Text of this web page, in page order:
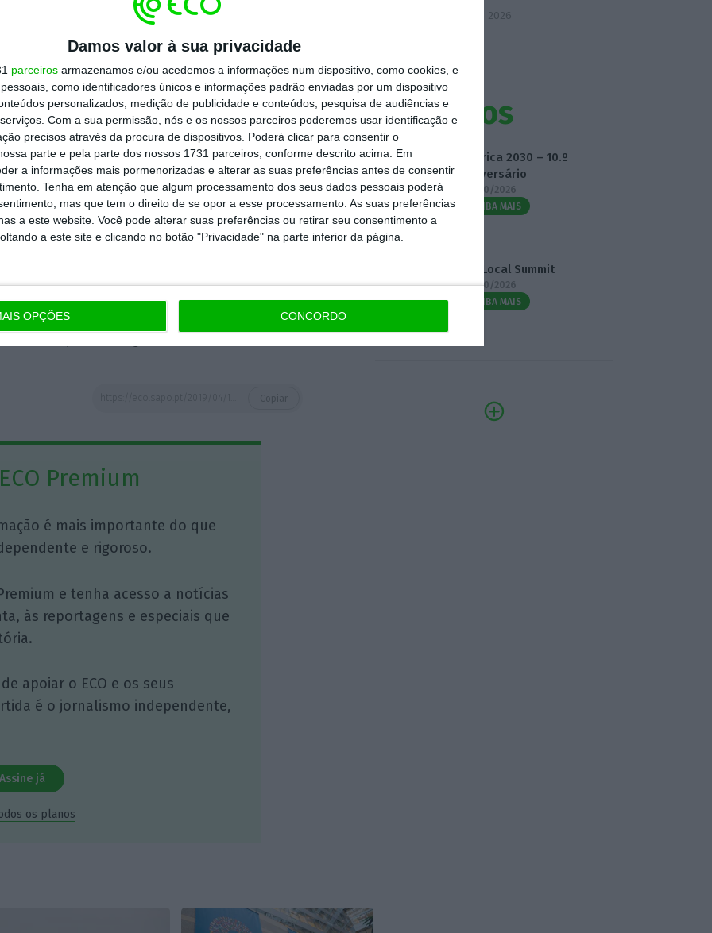
Damos valor à sua privacidade
parceiros armazenamos e/ou acedemos a informações num dispositivo, como cookies, e
como identificadores únicos e informações padrão enviadas por um dispositivo
personalizados, medição de publicidade e conteúdos, pesquisa de audiências e
Com a sua permissão, nós e os nossos parceiros poderemos usar identificação e
precisos através da procura de dispositivos. Poderá clicar para consentir o
parte e pela parte dos nossos 1731 parceiros, conforme descrito acima. Em
a informações mais pormenorizadas e alterar as suas preferências antes de consentir
Tenha em atenção que algum processamento dos seus dados pessoais poderá
mas que tem o direito de se opor a esse processamento. As suas preferências
a este website. Você pode alterar suas preferências ou retirar seu consentimento a
a este site e clicando no botão "Privacidade" na parte inferior da página.
OPÇÕES CONCORDO
a Vodafone Portugal para saber se
também está a desenvolver uma oferta
com tarifários ilimitados. Mas a empresa
respondeu que “cada mercado do grupo
segue a sua própria estratégia depricing,
o anúncio efetuado em Espanha em nada
tem lançado ofertas comerciais
É a resposta das operadoras ao
da economia digital e do alargar da
da Vodafone Portugal)
Premium
é mais importante do que
e rigoroso.
e tenha acesso a notícias
às reportagens e especiais que
apoiar o ECO e os seus
é o jornalismo independente,
Assine já
os planos
5 Agosto 2026
Eventos
Fábrica 2030 – 10.º
Aniversário
14/10/2026
SAIBA MAIS
3.º Local Summit
07/10/2026
SAIBA MAIS